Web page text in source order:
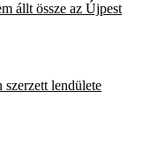
állt össze az Újpest
lendülete